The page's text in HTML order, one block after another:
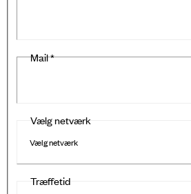
Mail*
Vælg netværk
Vælg netværk
Træffetid